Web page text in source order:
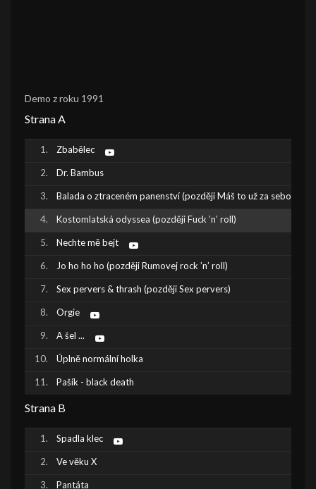
Demo z roku 1991
Strana A
Zbabělec
Dr. Bambus
Balada o ztraceném panenství (později Máš to už za sebou)
Kostomlatská odyssea (později Fuck ’n’ roll)
Nechte mě bejt
Jo ho ho ho (později Rumovej rock ’n’ roll)
Sex pervers & thrash (později Sex pervers)
Orgie
A šel ...
Úplně normální holka
Pašík - black death
Strana B
Spadla klec
Ve věku X
Pantáta